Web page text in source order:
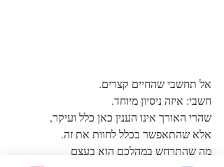
אל תחשבי שהחיים קצרים.
חשבי: איזה ניסיון מיוחד.
שהרי האורך אינו הענין כאן כלל ועיקר,
אלא שהתאפשר בכלל לחוות את זה.
מה שהתרחש במהלכם הוא בעצם